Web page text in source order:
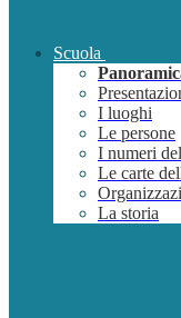
Scuola
I luoghi
Le persone
I numeri
Le carte
La storia